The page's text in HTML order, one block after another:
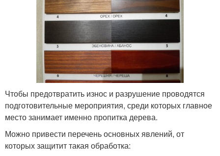
Чтобы предотвратить износ и разрушение проводятся
подготовительные мероприятия, среди которых главное
место занимает именно пропитка дерева.
Можно привести перечень основных явлений, от
которых защитит такая обработка: